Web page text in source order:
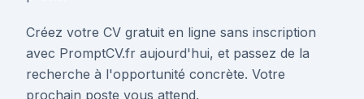
Créez votre CV gratuit en ligne sans inscription
avec PromptCV.fr aujourd'hui, et passez de la
recherche à l'opportunité concrète. Votre
prochain poste vous attend.